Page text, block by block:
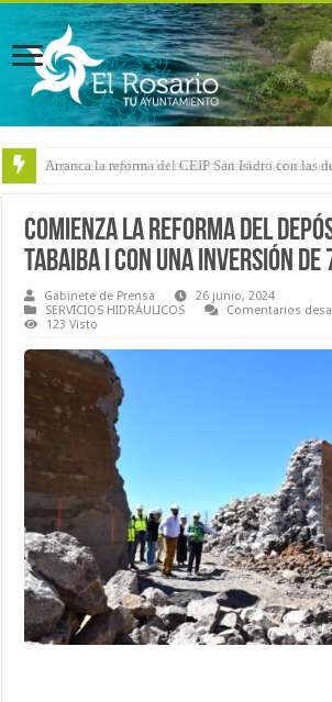
El pentacampeón del mundo, Maikel Melero,
Comienza la reforma del
Tabaiba I con una inversión de
Gabinete de Prensa
26 junio, 2024
SERVICIOS HIDRÁULICOS
Comentarios
123 Visto